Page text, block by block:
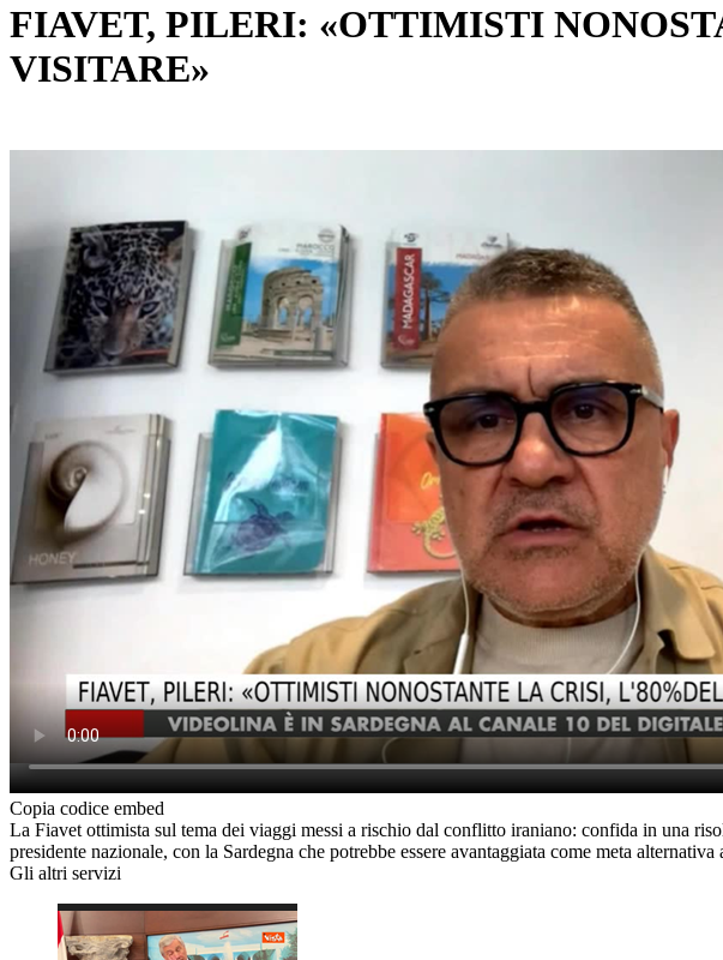
FIAVET, PILERI: «OTTIMISTI
VISITARE»
Copia codice embed
La Fiavet ottimista sul tema dei viaggi messi a rischio dal conflitto iraniano: confida in una
presidente nazionale, con la Sardegna che potrebbe essere avantaggiata come meta
Gli altri servizi